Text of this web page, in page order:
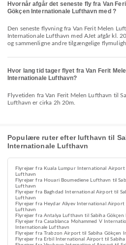
Hvornår afgår det seneste fly fra Van
Gökçen Internationale Lufthavn med ?
Den seneste flyvning fra Van Ferit Melen Lufthavn til Sabiha Gökçen
Internationale Lufthavn med AJet afgår kl.
og sammenligne andre tilgængelige
Hvor lang tid tager flyet fra Van Ferit
Internationale Lufthavn?
Flyvetiden fra Van Ferit Melen Lufthavn til Sabiha Gökçen Internationale
Lufthavn er cirka 2h 20m.
Populære ruter efter lufthavn til
Internationale Lufthavn
Flyrejser fra Kuala Lumpur International
Lufthavn
Flyrejser fra Houari Boumediene Lufthavn til
Lufthavn
Flyrejser fra Baghdad International Airport til
Lufthavn
Flyrejser fra Heydar Aliyev International Airport
Lufthavn
Flyrejser fra Antalya Lufthavn til Sabiha
Flyrejser fra Casablanca Mohammed V
Internationale Lufthavn
Flyrejser fra Trabzon Airport til Sabiha Gökçen
Flyrejser fra Erbil International Airport til